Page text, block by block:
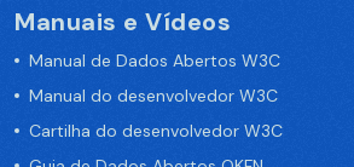
Manuais e Vídeos
Manual de Dados Abertos W3C
Manual do desenvolvedor W3C
Cartilha do desenvolvedor W3C